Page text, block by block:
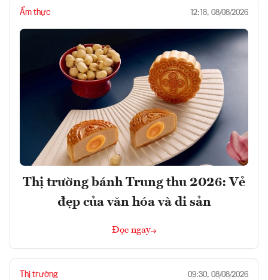
Ẩm thực 12:18, 08/08/2026
Thị trường bánh Trung thu 2026: Vẻ
đẹp của văn hóa và di sản
Đọc ngay
Thị trường 09:30, 08/08/2026